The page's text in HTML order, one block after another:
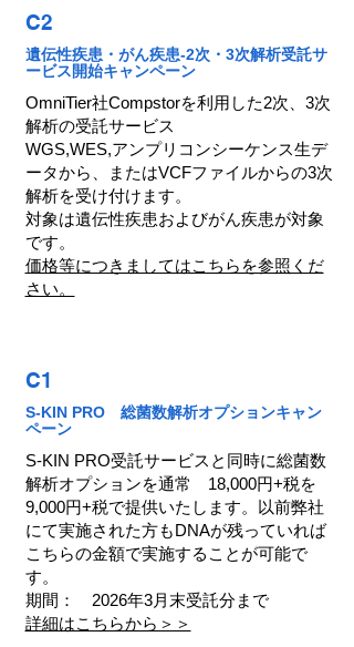
C2
遺伝性疾患・がん疾患-2次・3次解析受託サ
ービス開始キャンペーン
OmniTier社Compstorを利用した2次、3次
解析の受託サービス
WGS,WES,アンプリコンシーケンス生デ
ータから、またはVCFファイルからの3次
解析を受け付けます。
対象は遺伝性疾患およびがん疾患が対象
です。
価格等につきましてはこちらを参照くだ
さい。
C1
S-KIN PRO 総菌数解析オプションキャン
ペーン
S-KIN PRO受託サービスと同時に総菌数
解析オプションを通常 18,000円+税を
9,000円+税で提供いたします。以前弊社
にて実施された方もDNAが残っていれば
こちらの金額で実施することが可能で
す。
期間： 2026年3月末受託分まで
詳細はこちらから＞＞